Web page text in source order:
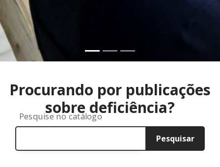
Próximo
Procurando por publicações
sobre deficiência?
Pesquise no catálogo
Pesquisar